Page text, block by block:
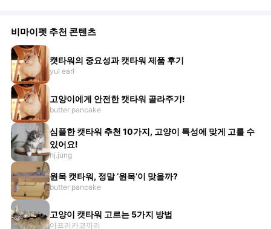
비마이펫 추천 콘텐츠
캣타워의 중요성과 캣타워 제품 후기
yul earl
고양이에게 안전한 캣타워 골라주기!
butter pancake
심플한 캣타워 추천 10가지, 고양이 특성에 맞게 고를 수
있어요!
hj.jung
원목 캣타워, 정말 ‘원목’이 맞을까?
butter pancake
고양이 캣타워 고르는 5가지 방법
아프리카코끼리